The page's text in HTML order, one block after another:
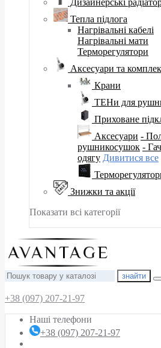
Тепла підлога
Нагрівальні кабелі
Нагрівальні мати
Терморегулятори
Аксесуари та
Крани
ТЕНи для
Приховане
Аксесуари -
рушникосушок -
одягу Дивитися все
Знижки та акції
Показати всі категорії
знайти
+38 (097) 207-21-97
Наші телефони
+38 (097) 207-21-97